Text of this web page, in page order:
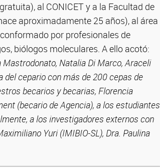
al CONICET y a la Facultad de
aproximadamente 25 años), al área
por profesionales de
biólogos moleculares. A ello acotó:
Mastrodonato, Natalia Di Marco, Araceli
del cepario con más de 200 cepas de
becarios y becarias, Florencia
(becario de Agencia), a los estudiantes
a los investigadores externos con
Yuri (IMIBIO-SL), Dra. Paulina